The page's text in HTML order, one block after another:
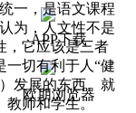
APP下载
欧朋浏览器
一，是语文课程
为，人文性不是
，它应该是三者
一切有利于人“健
发展的东西。就
教师和学生。